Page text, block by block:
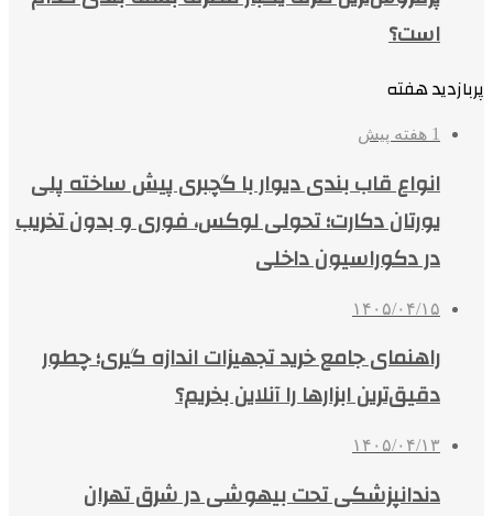
است؟
پربازدید هفته
1 هفته پیش
انواع قاب بندی دیوار با گچبری پیش ساخته پلی
یورتان دکارت؛ تحولی لوکس، فوری و بدون تخریب
در دکوراسیون داخلی
۱۴۰۵/۰۴/۱۵
راهنمای جامع خرید تجهیزات اندازه گیری؛ چطور
دقیق‌ترین ابزارها را آنلاین بخریم؟
۱۴۰۵/۰۴/۱۳
دندانپزشکی تحت بیهوشی در شرق تهران